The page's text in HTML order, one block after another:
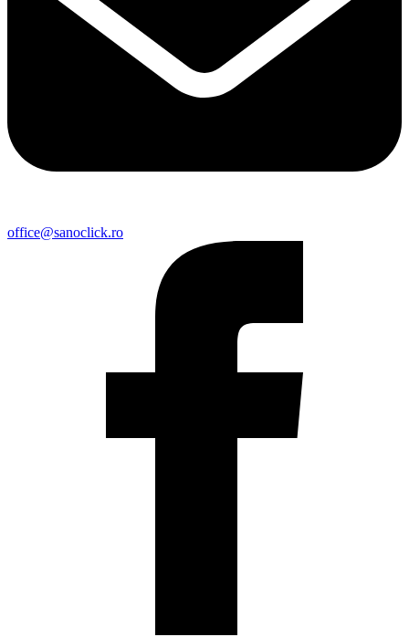
office@sanoclick.ro